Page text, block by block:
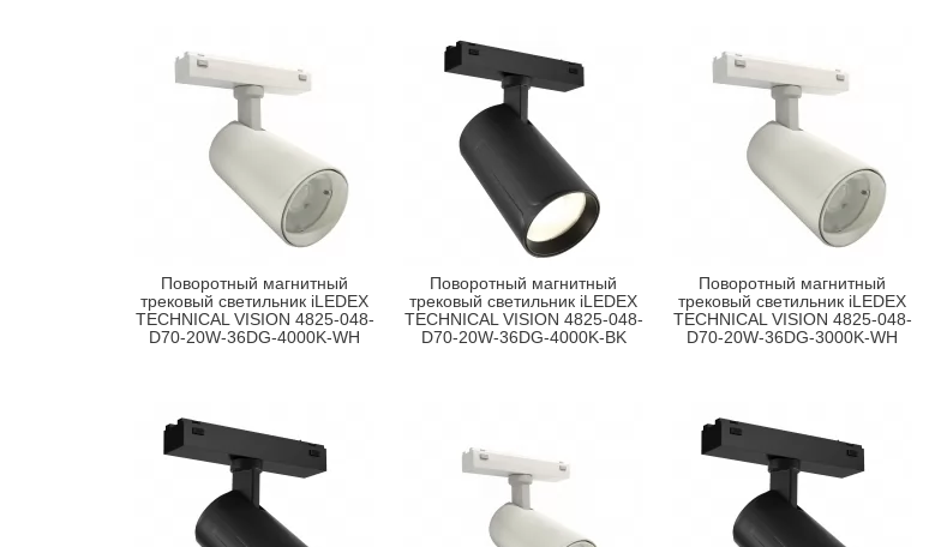
Поворотный магнитный
трековый светильник iLEDEX
TECHNICAL VISION 4825-048-
D70-20W-36DG-4000K-WH
Поворотный магнитный
трековый светильник iLEDEX
TECHNICAL VISION 4825-048-
D70-20W-36DG-4000K-BK
Поворотный магнитный
трековый светильник iLEDEX
TECHNICAL VISION 4825-048-
D70-20W-36DG-3000K-WH